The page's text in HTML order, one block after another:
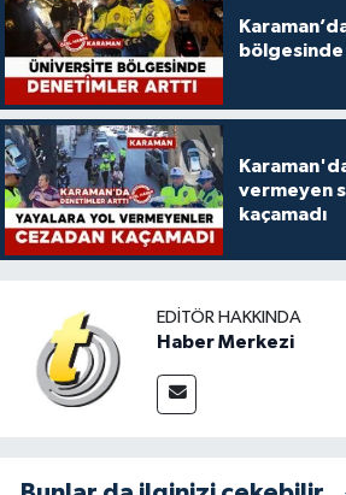
vermeyen
kaçamadı
EDITÖR HAKKINDA
Haber Merkezi